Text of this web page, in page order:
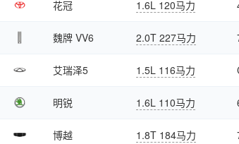
花冠 1.6L 120马力
魏牌 VV6 2.0T 227马力
艾瑞泽5 1.5L 116马力
明锐 1.6L 110马力
博越 1.8T 184马力